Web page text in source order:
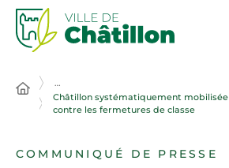
…
Châtillon systématiquement mobilisée
contre les fermetures de classe
COMMUNIQUÉ DE PRESSE